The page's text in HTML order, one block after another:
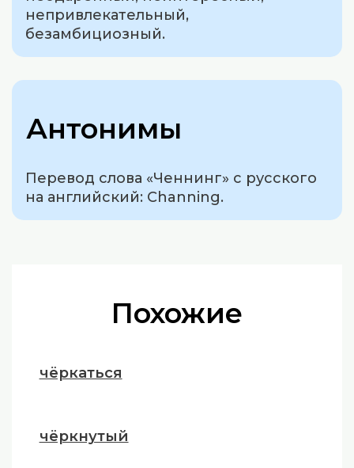
непривлекательный,
безамбициозный.
Антонимы
Перевод слова «Ченнинг» с русского
на английский: Channing.
Похожие
чёркаться
чёркнутый